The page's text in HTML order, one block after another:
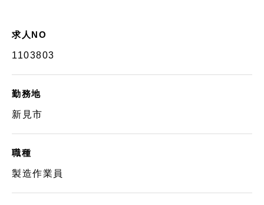
求人NO
1103803
勤務地
新見市
職種
製造作業員